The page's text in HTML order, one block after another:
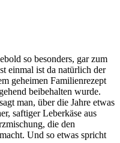
so besonders, gar zum
einmal ist da natürlich der
geheimen Familienrezept
beibehalten wurde.
man, über die Jahre etwas
saftiger Leberkäse aus
die den
Und so etwas spricht